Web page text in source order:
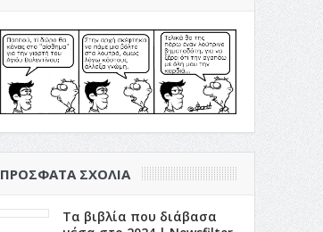
ΠΡΌΣΦΑΤΑ ΣΧΌΛΙΑ
Τα βιβλία που διάβασα